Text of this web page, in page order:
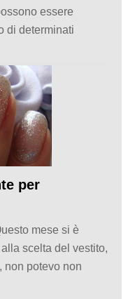
essere
di determinati
per
mese si è
scelta del vestito,
non potevo non